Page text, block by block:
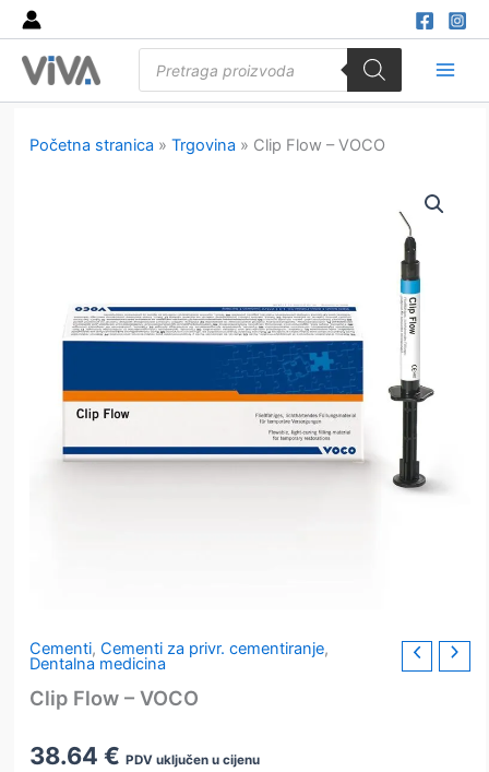
Skip
to
content
search
Početna stranica »Trgovina » Clip Flow – VOCO
Cementi,Cementi za privr. cementiranje,
Dentalna medicina
Clip Flow – VOCO
38.64€ PDV uključen u cijenu